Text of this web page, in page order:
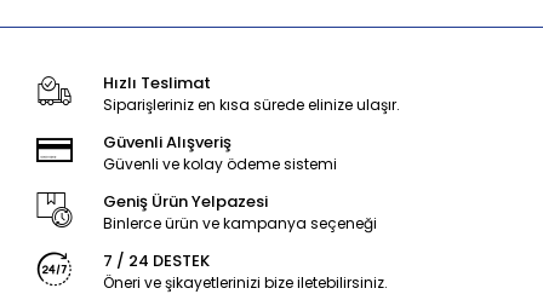
Hızlı Teslimat
Siparişleriniz en kısa sürede elinize ulaşır.
Güvenli Alışveriş
Güvenli ve kolay ödeme sistemi
Geniş Ürün Yelpazesi
Binlerce ürün ve kampanya seçeneği
7 / 24 DESTEK
Öneri ve şikayetlerinizi bize iletebilirsiniz.